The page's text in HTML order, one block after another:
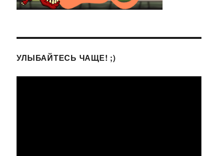
УЛЫБАЙТЕСЬ ЧАЩЕ! ;)